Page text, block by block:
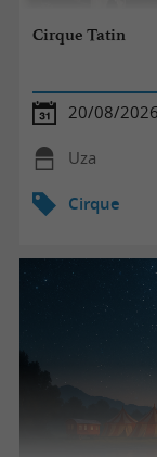
Cirque Tatin
20/08/2026
Uza
Cirque